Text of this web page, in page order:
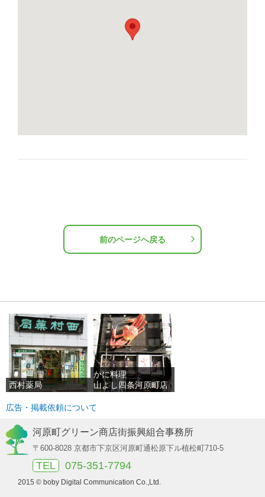
前のページへ戻る
西村薬局
かに料理
山よし四条河原町店
広告・掲載依頼について
河原町グリーン商店街振興組合事務所
〒600-8028 京都市下京区河原町通松原下ル植松町710-5
TEL 075-351-7794
2015 © boby Digital Communication Co.,Ltd.